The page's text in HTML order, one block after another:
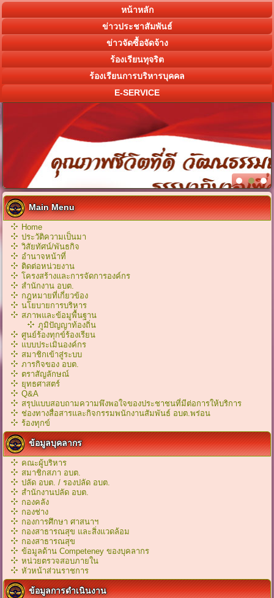
หน้าหลัก
ข่าวประชาสัมพันธ์
ข่าวจัดซื้อจัดจ้าง
ร้องเรียนทุจริต
ร้องเรียนการบริหารบุคคล
E-SERVICE
Main Menu
Home
ประวัติความเป็นมา
วิสัยทัศน์/พันธกิจ
อำนาจหน้าที่
ติดต่อหน่วยงาน
โครงสร้างและการจัดการองค์กร
สำนักงาน อบต.
กฎหมายที่เกี่ยวข้อง
นโยบายการบริหาร
สภาพและข้อมูพื้นฐาน
ภูมิปัญญาท้องถิ่น
ศูนย์ร้องทุกข์ร้องเรียน
แบบประเมินองค์กร
สมาชิกเข้าสู่ระบบ
ภารกิจของ อบต.
ตราสัญลักษณ์
ยุทธศาสตร์
Q&A
สรุปแบบสอบถามความพึงพอใจของประชาชนที่มีต่อการให้บริการ
ช่องทางสื่อสารและกิจกรรมพนักงานสัมพันธ์ อบต.พร่อน
ร้องทุกข์
ข้อมูลบุคลากร
คณะผู้บริหาร
สมาชิกสภา อบต.
ปลัด อบต. / รองปลัด อบต.
สำนักงานปลัด อบต.
กองคลัง
กองช่าง
กองการศึกษา ศาสนาฯ
กองสาธารณสุข และสิ่งแวดล้อม
กองสาธารณสุข
ข้อมูลด้าน Competeney ของบุคลากร
หน่วยตรวจสอบภายใน
หัวหน้าส่วนราชการ
ข้อมูลการดำเนินงาน